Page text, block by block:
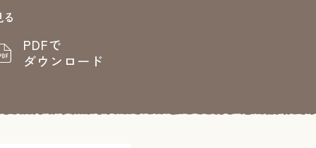
PDFで
ダウンロード